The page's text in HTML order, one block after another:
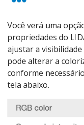
Você verá uma
propriedades do
ajustar a
pode alterar a
conforme
tela abaixo.